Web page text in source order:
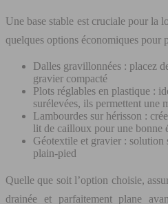
Une base stable est cruciale pour la
quelques options économiques pour
Dalles gravillonnées : placez
gravier compacté
Plots réglables en plastique :
surélevées, ils permettent une
Lambourdes sur hérisson :
lit de cailloux pour une bonne
Géotextile et gravier : solution
plain-pied
Quelle que soit l’option choisie,
drainée et parfaitement plane